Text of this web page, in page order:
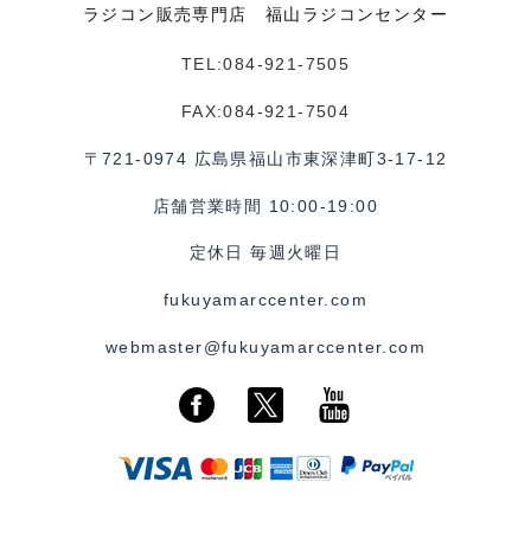
ラジコン販売専門店 福山ラジコンセンター
TEL:084-921-7505
FAX:084-921-7504
〒721-0974 広島県福山市東深津町3-17-12
店舗営業時間 10:00-19:00
定休日 毎週火曜日
fukuyamarccenter.com
webmaster@fukuyamarccenter.com